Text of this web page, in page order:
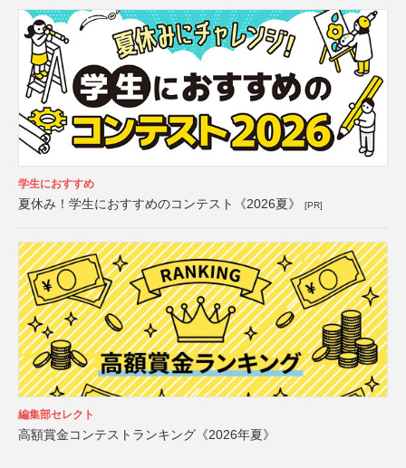
学生におすすめ
夏休み！学生におすすめのコンテスト《2026夏》 [PR]
編集部セレクト
高額賞金コンテストランキング《2026年夏》